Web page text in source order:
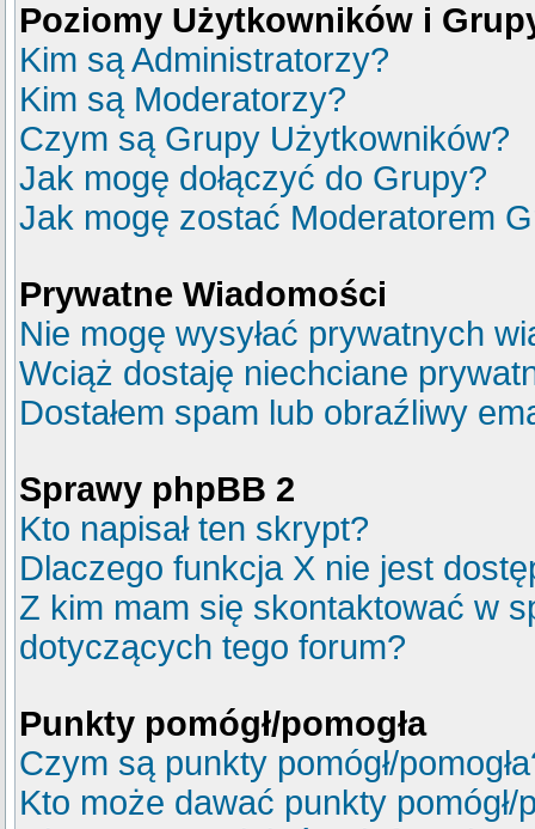
Poziomy Użytkowników i
Kim są Administratorzy?
Kim są Moderatorzy?
Czym są Grupy Użytkowników?
Jak mogę dołączyć do Grupy?
Jak mogę zostać Moderatorem
Prywatne Wiadomości
Nie mogę wysyłać prywatnych
Wciąż dostaję niechciane
Dostałem spam lub obraźliwy
Sprawy phpBB 2
Kto napisał ten skrypt?
Dlaczego funkcja X nie jest
Z kim mam się skontaktować w
dotyczących tego forum?
Punkty pomógł/pomogła
Czym są punkty pomógł/
Kto może dawać punkty pomógł/